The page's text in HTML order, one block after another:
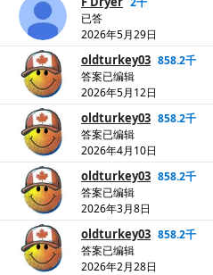
已答
2026年5月29日
oldturkey03 858.2千
答案已编辑
2026年5月12日
oldturkey03 858.2千
答案已编辑
2026年4月10日
oldturkey03 858.2千
答案已编辑
2026年3月8日
oldturkey03 858.2千
答案已编辑
2026年2月28日